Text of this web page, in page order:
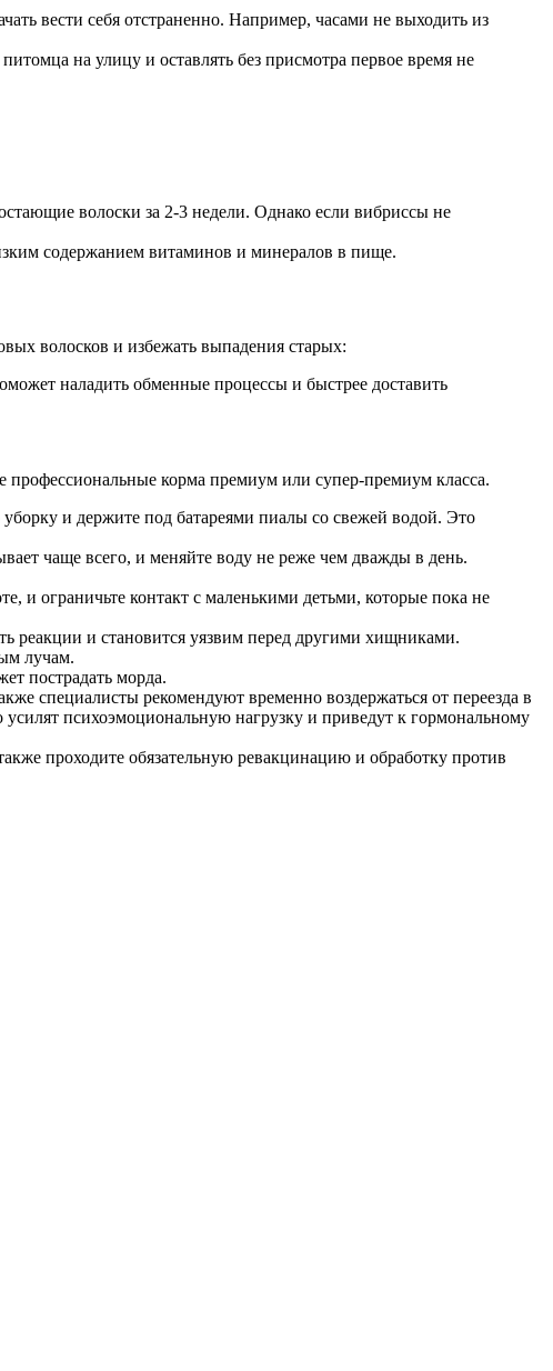
вести себя отстраненно. Например, часами не выходить из
на улицу и оставлять без присмотра первое время не
волоски за 2-3 недели. Однако если вибриссы не
содержанием витаминов и минералов в пище.
волосков и избежать выпадения старых:
наладить обменные процессы и быстрее доставить
корма премиум или супер-премиум класса.
и держите под батареями пиалы со свежей водой. Это
чаще всего, и меняйте воду не реже чем дважды в день.
и ограничьте контакт с маленькими детьми, которые пока не
реакции и становится уязвим перед другими хищниками.
лучам.
пострадать морда.
специалисты рекомендуют временно воздержаться от переезда в
психоэмоциональную нагрузку и приведут к гормональному
проходите обязательную ревакцинацию и обработку против